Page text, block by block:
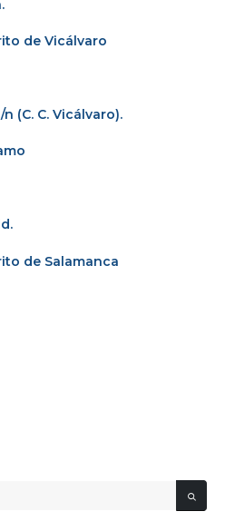
de Vicálvaro
(C. C. Vicálvaro).
de Salamanca